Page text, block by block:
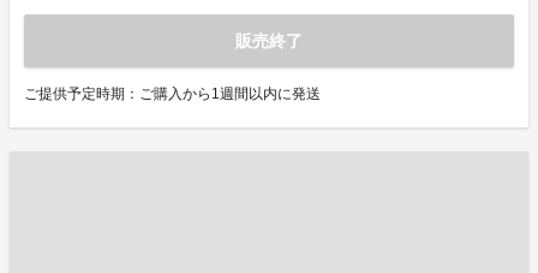
販売終了
ご提供予定時期：ご購入から1週間以内に発送